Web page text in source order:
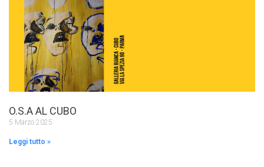
O.S.A AL CUBO
5 Marzo 2025
Leggi tutto »